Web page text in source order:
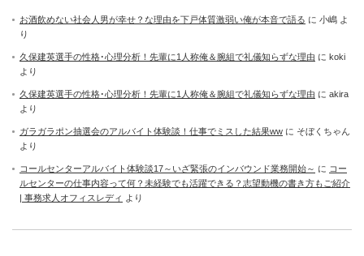
お酒飲めない社会人男が幸せ？な理由を下戸体質激弱い俺が本音で語る に 小嶋 よ
り
久保建英選手の性格･心理分析！先輩に1人称俺＆腕組で礼儀知らずな理由 に koki
より
久保建英選手の性格･心理分析！先輩に1人称俺＆腕組で礼儀知らずな理由 に akira
より
ガラガラポン抽選会のアルバイト体験談！仕事でミスした結果ww に そぼくちゃん
より
コールセンターアルバイト体験談17～いざ緊張のインバウンド業務開始～ に コー
ルセンターの仕事内容って何？未経験でも活躍できる？志望動機の書き方もご紹介
| 事務求人オフィスレディ より